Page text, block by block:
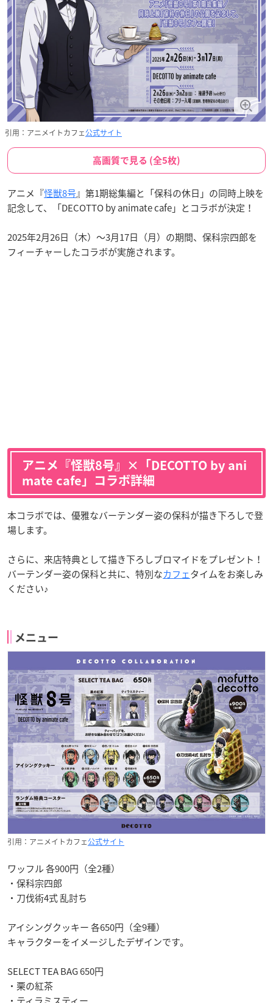
引用：アニメイトカフェ公式サイト
高画質で見る (全5枚)
アニメ『怪獣8号』第1期総集編と「保科の休日」の同時上映を
記念して、「DECOTTO by animate cafe」とコラボが決定！
2025年2月26日（木）～3月17日（月）の期間、保科宗四郎を
フィーチャーしたコラボが実施されます。
アニメ『怪獣8号』×「DECOTTO by ani
mate cafe」コラボ詳細
本コラボでは、優雅なバーテンダー姿の保科が描き下ろしで登
場します。
さらに、来店特典として描き下ろしブロマイドをプレゼント！
バーテンダー姿の保科と共に、特別なカフェタイムをお楽しみ
ください♪
メニュー
引用：アニメイトカフェ公式サイト
ワッフル 各900円（全2種）
・保科宗四郎
・刀伐術4式 乱討ち
アイシングクッキー 各650円（全9種）
キャラクターをイメージしたデザインです。
SELECT TEA BAG 650円
・栗の紅茶